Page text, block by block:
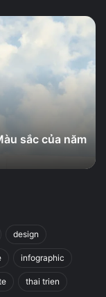
sắc của năm
design
infographic
thai trien